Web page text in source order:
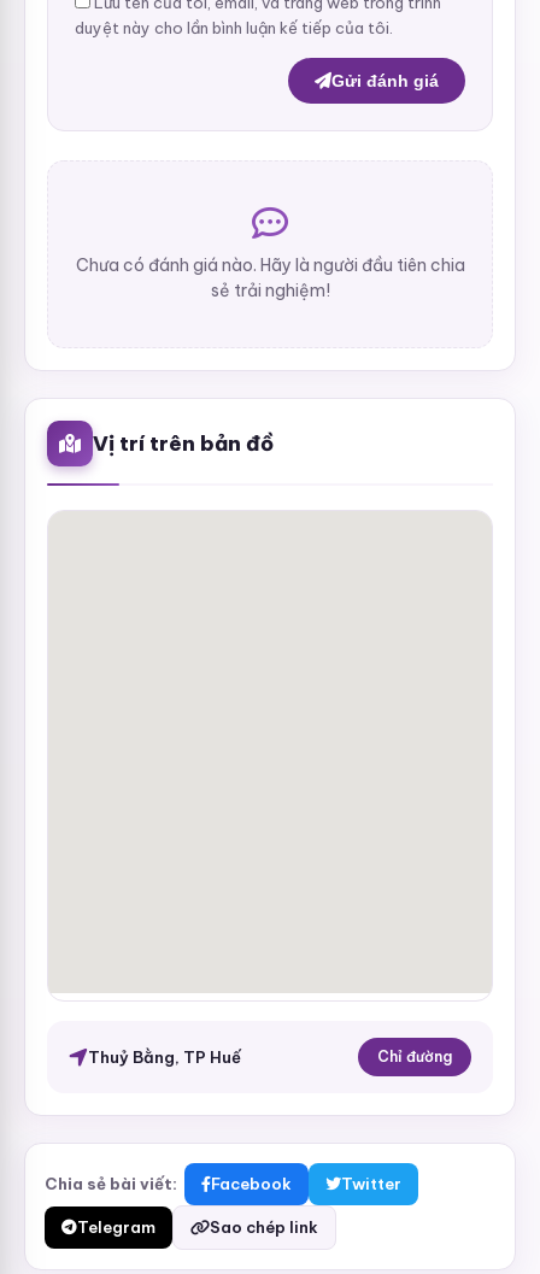
duyệt này cho lần bình luận kế tiếp của tôi.
Gửi đánh giá
Chưa có đánh giá nào. Hãy là người đầu tiên chia
sẻ trải nghiệm!
Vị trí trên bản đồ
Thuỷ Bằng, TP Huế Chỉ đường
Chia sẻ bài viết: Facebook Twitter
Telegram Sao chép link